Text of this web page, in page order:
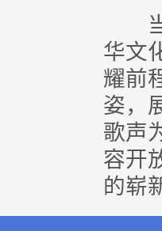
当
华文
耀前
姿，
歌声
容开
的崭